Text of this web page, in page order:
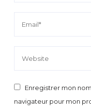
Enregistrer mon
navigateur pour mon